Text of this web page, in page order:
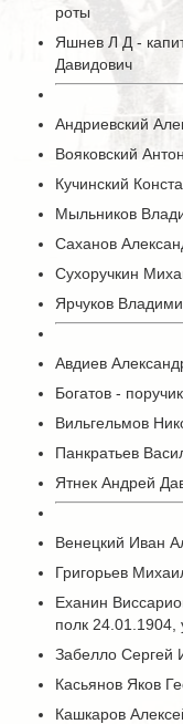
роты
Яшнев Л Д -
Давидович
Андриевский
Вояковский
Кучинский
Мыльников
Саханов
Сухоручкин
Ярчуков
Авдиев
Богатов - поручик
Вильгельмов
Панкратьев
Ятнек Андрей
Венецкий Иван
Григорьев
Еханин
полк 24.01.1904,
Забелло Сергей
Касьянов Яков
Кашкаров